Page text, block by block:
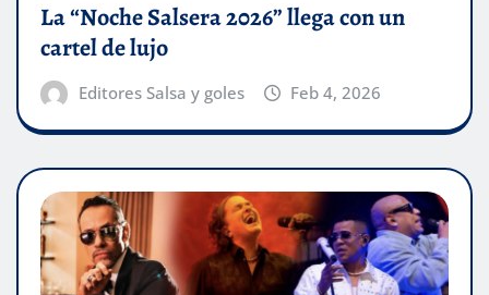
La “Noche Salsera 2026” llega con un
cartel de lujo
Editores Salsa y goles Feb 4, 2026